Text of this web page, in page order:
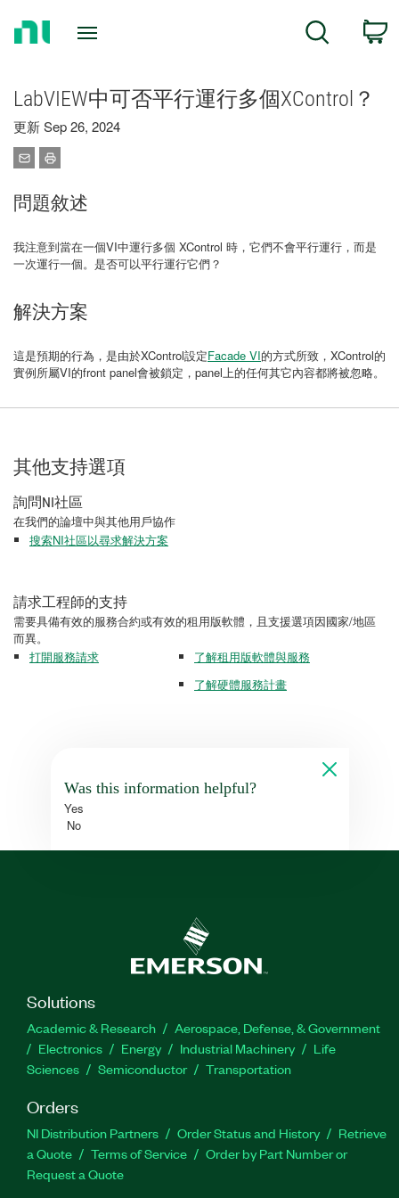
Search
LabVIEW中可否平行運行多個XControl？
更新 Sep 26, 2024
問題敘述
我注意到當在一個VI中運行多個 XControl 時，它們不會平行運行，而是
一次運行一個。是否可以平行運行它們？
解決方案
這是預期的行為，是由於XControl設定Facade VI的方式所致，XControl的
實例所屬VI的front panel會被鎖定，panel上的任何其它內容都將被忽略。
其他支持選項
詢問NI社區
在我們的論壇中與其他用戶協作
搜索NI社區以尋求解決方案
請求工程師的支持
需要具備有效的服務合約或有效的租用版軟體，且支援選項因國家/地區
而異。
打開服務請求
了解租用版軟體與服務
了解硬體服務計畫
Was this information helpful?
Yes
No
Solutions
Academic & Research
Aerospace, Defense, & Government
Electronics
Energy Industrial Machinery
Life
Sciences
Semiconductor Transportation
Orders
NI Distribution Partners Order Status and History
Retrieve
a Quote
Terms of Service
Order by Part Number or
Request a Quote